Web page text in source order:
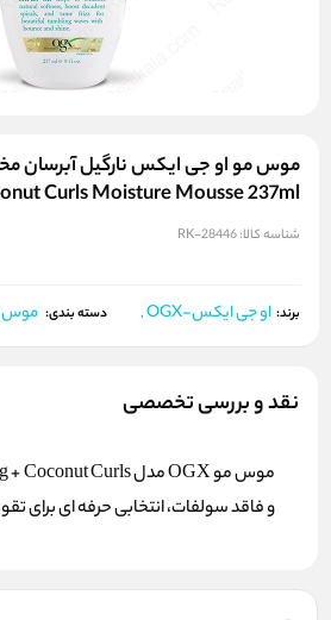
موس مو او جی ایکس نارگیل
Curls Moisture Mousse 237ml
شناسه کالا:RK-28446
برند: او جی ایکس-OGX , دسته بندی: موس
نقد و بررسی تخصصی
و فاقد سولفات، انتخابی حرفه‌ ای برای